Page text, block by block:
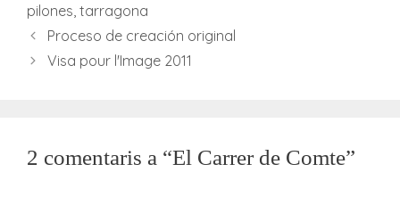
pilones tarragona
Proceso de creación original
Visa pour l'Image 2011
2 comentaris a “El Carrer de Comte”